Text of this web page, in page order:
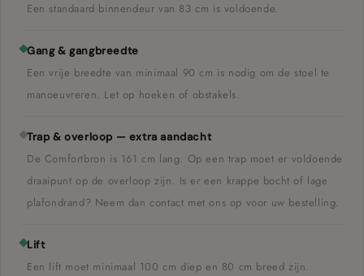
Een standaard binnendeur van 83 cm is voldoende.
Gang & gangbreedte
Een vrije breedte van minimaal 90 cm is nodig om de stoel te
manoeuvreren. Let op hoeken of obstakels.
Trap & overloop — extra aandacht
De Comfortbron is 161 cm lang. Op een trap moet er voldoende
draaipunt op de overloop zijn. Is er een krappe bocht of lage
plafondrand? Neem dan contact met ons op voor uw bestelling.
Lift
Een lift moet minimaal 100 cm diep en 80 cm breed zijn.